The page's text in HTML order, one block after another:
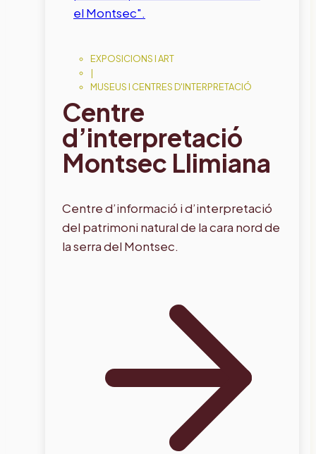
EXPOSICIONS I ART
|
MUSEUS I CENTRES D'INTERPRETACIÓ
Centre
d’interpretació
Montsec Llimiana
Centre d’informació i d’interpretació
del patrimoni natural de la cara nord de
la serra del Montsec.